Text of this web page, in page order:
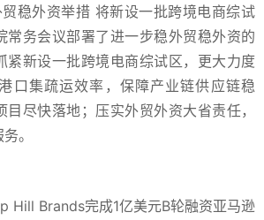
稳外资举措 将新设一批跨境电商综试
常务会议部署了进一步稳外贸稳外资的
紧新设一批跨境电商综试区，更大力度
口集疏运效率，保障产业链供应链稳
尽快落地；压实外贸外资大省责任，
。
Hill Brands完成1亿美元B轮融资亚马逊